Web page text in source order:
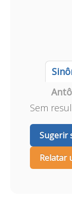
Sem
Sugerir
Relatar